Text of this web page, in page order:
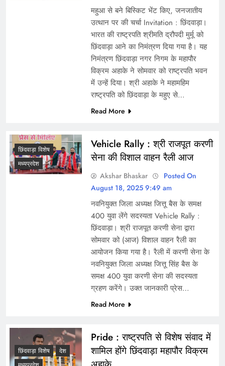
महुआ से बने बिस्किट भेंट किए, जनजातीय
उत्थान पर की चर्चा Invitation : छिंदवाड़ा।
भारत की राष्ट्रपति श्रीमति द्रौपदी मुर्मू को
छिंदवाड़ा आने का निमंत्रण दिया गया है। यह
निमंत्रण छिंदवाड़ा नगर निगम के महापौर
विक्रम अहाके ने सोमवार को राष्ट्रपति भवन
में उन्हें दिया। श्री अहाके ने महामहिम
राष्ट्रपति को छिंदवाड़ा के महुए से…
Read More
छिंदवाड़ा विशेष
मध्यप्रदेश
Vehicle Rally : श्री राजपूत करणी
सेना की विशाल वाहन रैली आज
Akshar Bhaskar
Posted On
August 18, 2025 9:49 am
नवनियुक्त जिला अध्यक्ष जित्तू बैस के समक्ष
400 युवा लेंगे सदस्यता Vehicle Rally :
छिंदवाड़ा। श्री राजपूत करणी सेना द्वारा
सोमवार को (आज) विशाल वाहन रैली का
आयोजन किया गया है। रैली में करणी सेना के
नवनियुक्त जिला अध्यक्ष जित्तू सिंह बैस के
समक्ष 400 युवा करणी सेना की सदस्यता
ग्रहण करेंगे। उक्त जानकारी प्रेस…
Read More
छिंदवाड़ा विशेष
देश
Pride : राष्ट्रपति से विशेष संवाद में
शामिल होंगे छिंदवाड़ा महापौर विक्रम